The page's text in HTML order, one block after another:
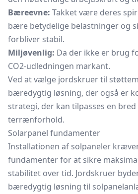
Bæreevne: Takket være deres
bære betydelige belastninger og
forbliver stabil.
Miljøvenlig: Da der ikke er brug
CO2-udledningen markant.
Ved at vælge jordskruer til
bæredygtig løsning, der også er
strategi, der kan tilpasses en
terrænforhold.
Solarpanel fundamenter
Installationen af solpaneler
fundamenter for at sikre
stabilitet over tid. Jordskruer
bæredygtig løsning til